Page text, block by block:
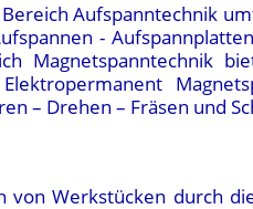
Aufspanntechnik
-
Magnetspanntechnik
– Drehen – Fräsen und
von Werkstücken durch